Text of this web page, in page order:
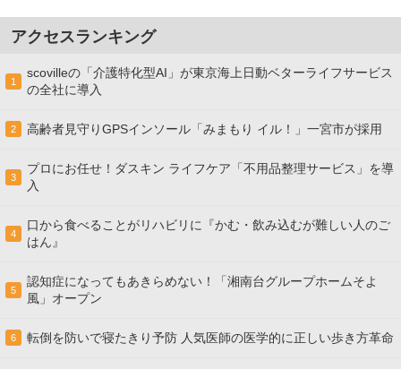
アクセスランキング
1
scovilleの「介護特化型AI」が東京海上日動ベターライフサービス
の全社に導入
2 高齢者見守りGPSインソール「みまもり イル！」一宮市が採用
3
プロにお任せ！ダスキン ライフケア「不用品整理サービス」を導
入
4
口から食べることがリハビリに『かむ・飲み込むが難しい人のご
はん』
5
認知症になってもあきらめない！「湘南台グループホームそよ
風」オープン
6 転倒を防いで寝たきり予防 人気医師の医学的に正しい歩き方革命